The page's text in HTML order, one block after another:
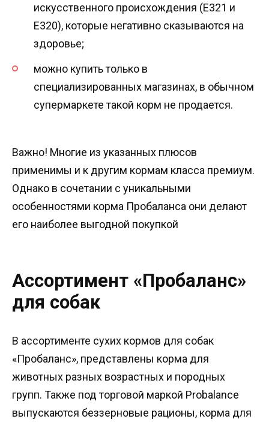
искусственного происхождения (Е321 и
Е320), которые негативно сказываются на
здоровье;
можно купить только в
специализированных магазинах, в обычном
супермаркете такой корм не продается.
Важно! Многие из указанных плюсов
применимы и к другим кормам класса премиум.
Однако в сочетании с уникальными
особенностями корма Пробаланса они делают
его наиболее выгодной покупкой
Ассортимент «Пробаланс»
для собак
В ассортименте сухих кормов для собак
«Пробаланс», представлены корма для
животных разных возрастных и породных
групп. Также под торговой маркой Probalance
выпускаются беззерновые рационы, корма для